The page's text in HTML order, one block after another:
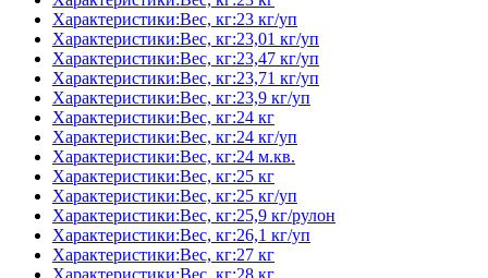
Характеристики:Вес, кг:23 кг/уп
Характеристики:Вес, кг:23,01 кг/уп
Характеристики:Вес, кг:23,47 кг/уп
Характеристики:Вес, кг:23,71 кг/уп
Характеристики:Вес, кг:23,9 кг/уп
Характеристики:Вес, кг:24 кг
Характеристики:Вес, кг:24 кг/уп
Характеристики:Вес, кг:24 м.кв.
Характеристики:Вес, кг:25 кг
Характеристики:Вес, кг:25 кг/уп
Характеристики:Вес, кг:25,9 кг/рулон
Характеристики:Вес, кг:26,1 кг/уп
Характеристики:Вес, кг:27 кг
Характеристики:Вес, кг:28 кг